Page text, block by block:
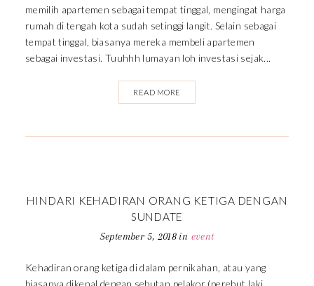
memilih apartemen sebagai tempat tinggal, mengingat harga
rumah di tengah kota sudah setinggi langit. Selain sebagai
tempat tinggal, biasanya mereka membeli apartemen
sebagai investasi. Tuuhhh lumayan loh investasi sejak...
READ MORE
HINDARI KEHADIRAN ORANG KETIGA DENGAN
SUNDATE
September 5, 2018 in event
Kehadiran orang ketiga di dalam pernikahan, atau yang
biasanya dikenal dengan sebutan pelakor (perebut laki